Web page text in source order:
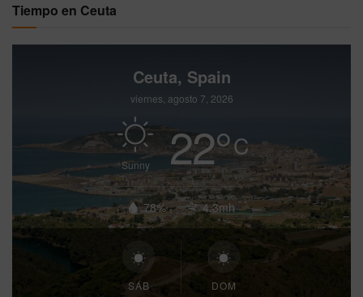
Tiempo en Ceuta
Ceuta, Spain
viernes, agosto 7, 2026
Sunny 22°C
78% 4.3mh
SÁB DOM